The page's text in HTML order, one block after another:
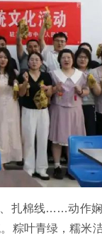
扎棉线……动作
粽叶青绿，糯